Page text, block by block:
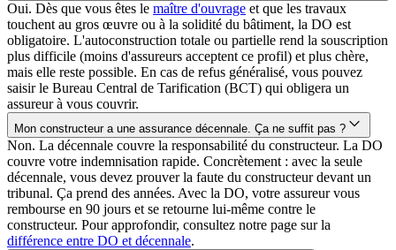
Oui. Dès que vous êtes le maître d'ouvrage et que les travaux
touchent au gros œuvre ou à la solidité du bâtiment, la DO est
obligatoire. L'autoconstruction totale ou partielle rend la souscription
plus difficile (moins d'assureurs acceptent ce profil) et plus chère,
mais elle reste possible. En cas de refus généralisé, vous pouvez
saisir le Bureau Central de Tarification (BCT) qui obligera un
assureur à vous couvrir.
Mon constructeur a une assurance décennale. Ça ne suffit pas ?
Non. La décennale couvre la responsabilité du constructeur. La DO
couvre votre indemnisation rapide. Concrètement : avec la seule
décennale, vous devez prouver la faute du constructeur devant un
tribunal. Ça prend des années. Avec la DO, votre assureur vous
rembourse en 90 jours et se retourne lui-même contre le
constructeur. Pour approfondir, consultez notre page sur la
différence entre DO et décennale.